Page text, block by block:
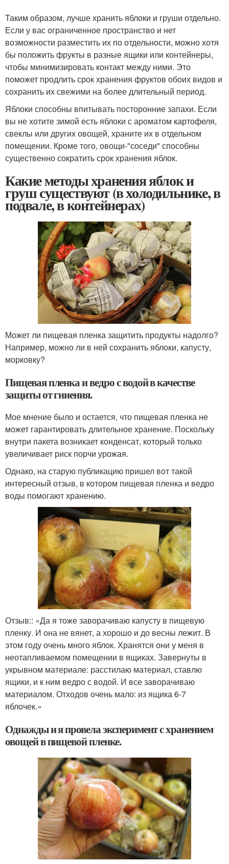
Таким образом, лучше хранить яблоки и груши отдельно.
Если у вас ограниченное пространство и нет
возможности разместить их по отдельности, можно хотя
бы положить фрукты в разные ящики или контейнеры,
чтобы минимизировать контакт между ними. Это
поможет продлить срок хранения фруктов обоих видов и
сохранить их свежими на более длительный период.
Яблоки способны впитывать посторонние запахи. Если
вы не хотите зимой есть яблоки с ароматом картофеля,
свеклы или других овощей, храните их в отдельном
помещении. Кроме того, овощи-"соседи" способны
существенно сократить срок хранения яблок.
Какие методы хранения яблок и
груш существуют (в холодильнике, в
подвале, в контейнерах)
Может ли пищевая пленка защитить продукты надолго?
Например, можно ли в ней сохранить яблоки, капусту,
морковку?
Пищевая пленка и ведро с водой в качестве
защиты от гниения.
Мое мнение было и остается, что пищевая пленка не
может гарантировать длительное хранение. Поскольку
внутри пакета возникает конденсат, который только
увеличивает риск порчи урожая.
Однако, на старую публикацию пришел вот такой
интересный отзыв, в котором пищевая пленка и ведро
воды помогают хранению.
Отзыв:: «Да я тоже заворачиваю капусту в пищевую
пленку. И она не вянет, а хорошо и до весны лежит. В
этом году очень много яблок. Хранятся они у меня в
неотапливаемом помещении в ящиках. Завернуты в
укрывном материале: расстилаю материал, ставлю
ящики, и к ним ведро с водой. И все заворачиваю
материалом. Отходов очень мало: из ящика 6-7
яблочек.»
Однажды и я провела эксперимент с хранением
овощей в пищевой пленке.